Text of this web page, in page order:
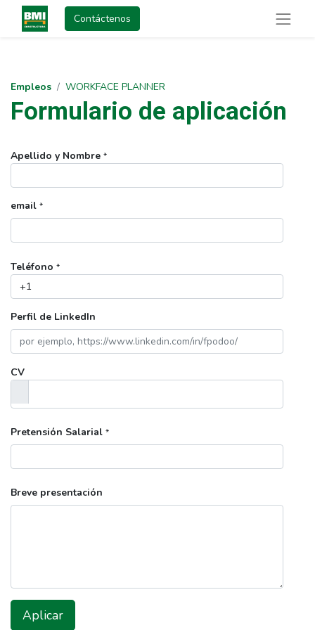
Contáctenos
Empleos WORKFACE PLANNER
Formulario de aplicación
Apellido y Nombre *
email *
Teléfono *
Perfil de LinkedIn
CV
Pretensión Salarial *
Breve presentación
Aplicar